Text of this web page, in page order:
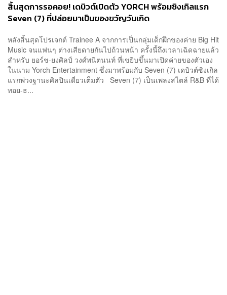
สิ้นสุดการรอคอย! เดบิวต์เปิดตัว YORCH พร้อมซิงเกิลแรก
Seven (7) ที่ปล่อยมาเป็นของขวัญวันเกิด
หลังสิ้นสุดโปรเจกต์ Trainee A จากการเป็นกลุ่มเด็กฝึกของค่าย Big Hit
Music จนแฟนๆ ต่างเสียดายกันไปถ้วนหน้า ครั้งนี้ถึงเวลาเฉิดฉายแล้ว
สำหรับ ยอร์ช-ยงศิลป์ วงศ์พนิตนนท์ ที่เขยิบขึ้นมาเปิดค่ายของตัวเอง
ในนาม Yorch Entertainment ซึ่งมาพร้อมกับ Seven (7) เดบิวต์ซิงเกิล
แรกพ่วงฐานะศิลปินเดี่ยวเต็มตัว Seven (7) เป็นเพลงสไตล์ R&B ที่ได้
ทอย-ธ...